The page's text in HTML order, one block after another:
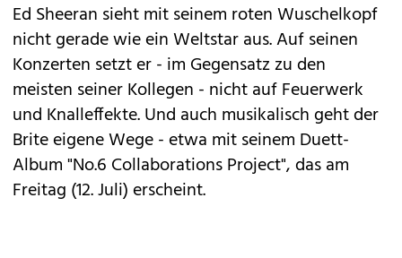
Ed Sheeran sieht mit seinem roten Wuschelkopf
nicht gerade wie ein Weltstar aus. Auf seinen
Konzerten setzt er - im Gegensatz zu den
meisten seiner Kollegen - nicht auf Feuerwerk
und Knalleffekte. Und auch musikalisch geht der
Brite eigene Wege - etwa mit seinem Duett-
Album "No.6 Collaborations Project", das am
Freitag (12. Juli) erscheint.